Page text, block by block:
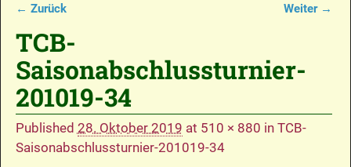
← Zurück Weiter →
TCB-
Saisonabschlussturnier-
201019-34
Published 28. Oktober 2019 at 510 × 880 in TCB-
Saisonabschlussturnier-201019-34